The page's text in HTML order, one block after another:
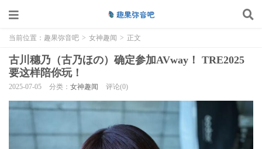
当前位置： 趣果弥音吧 > 女神趣闻 > 正文
古川穗乃（古乃ほの）确定参加AVway！ TRE2025
要这样陪你玩！
2025-07-05 分类： 女神趣闻 评论(0)